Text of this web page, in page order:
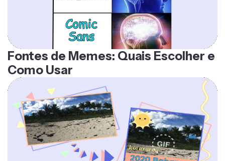
Fontes de Memes: Quais Escolher e
Como Usar